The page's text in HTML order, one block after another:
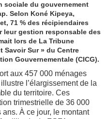
sociale du gouvernement
Selon Koné Kipeya,
71 % des récipiendaires
leur gestion responsable des
lors de La Tribune
Savoir Sur » du Centre
Gouvernementale (CICG).
aux 457 000 ménages
l’élargissement de la
du territoire. Ces
trimestrielle de 36 000
À ce jour, le montant